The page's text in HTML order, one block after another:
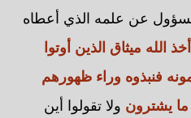
عن علمه الذي أعطاه
الله ميثاق الذين أوتوا
فنبذوه وراء ظهورهم
ما يشترون ولا تقولوا أين